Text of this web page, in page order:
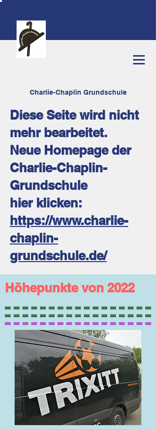
Charlie-Chaplin Grundschule
Diese Seite wird nicht
mehr bearbeitet.
Neue Homepage der
Charlie-Chaplin-
Grundschule
hier klicken:
https://www.charlie-
chaplin-
grundschule.de/
Höhepunkte von 2022